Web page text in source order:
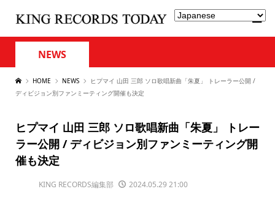
NEWS
HOME NEWS
ヒプマイ 山田 三郎 ソロ歌唱新曲「朱夏」 トレーラー公開 /
ディビジョン別ファンミーティング開催も決定
ヒプマイ 山田 三郎 ソロ歌唱新曲「朱夏」 トレー
ラー公開 / ディビジョン別ファンミーティング開
催も決定
KING RECORDS編集部 2024.05.29 21:00